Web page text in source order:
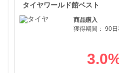
タイヤワールド館ベスト
商品購入
獲得期間： 90日
3.0